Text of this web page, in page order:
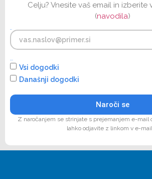
Celju? Vnesite vaš email in izberite
(navodila)
Vsi dogodki
Današnji dogodki
Naroči se
Z naročanjem se strinjate s prejemanjem e-mail
lahko odjavite z linkom v e-